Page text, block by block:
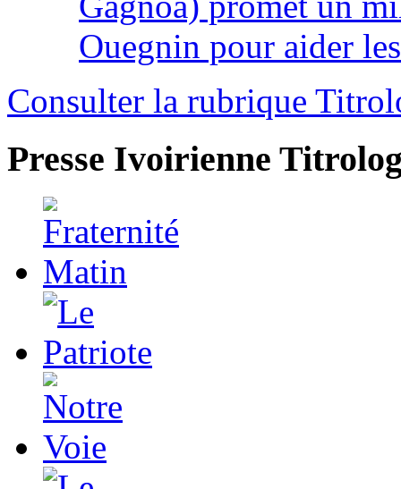
Ouegnin pour aider
Consulter la rubrique
Presse Ivoirienne